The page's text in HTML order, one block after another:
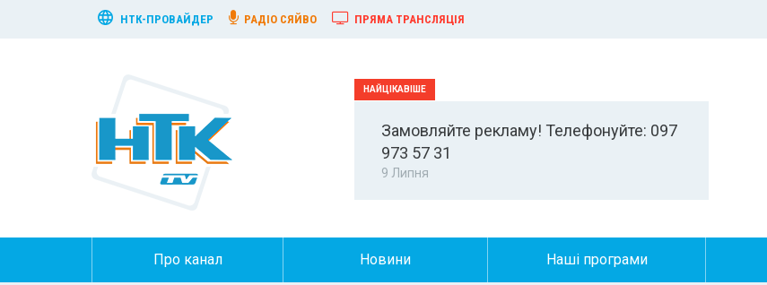
НТК-ПРОВАЙДЕР РАДІО СЯЙВО ПРЯМА ТРАНСЛЯЦІЯ
Замовляйте рекламу! Телефонуйте: 097
973 57 31
9 Липня
Про канал Новини Наші програми